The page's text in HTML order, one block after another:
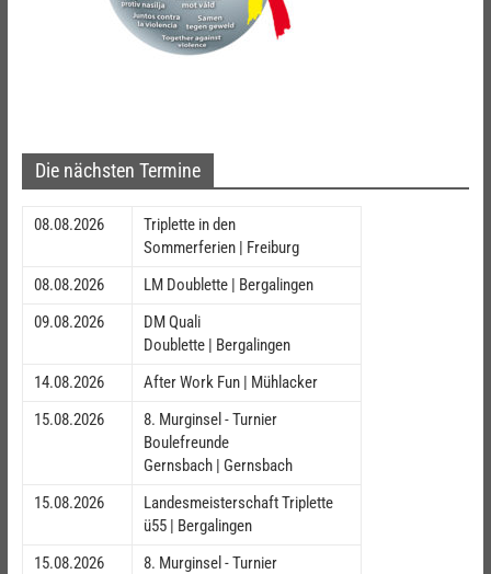
Die nächsten Termine
08.08.2026
Triplette in den
Sommerferien | Freiburg
08.08.2026
LM Doublette | Bergalingen
09.08.2026
DM Quali
Doublette | Bergalingen
14.08.2026
After Work Fun | Mühlacker
15.08.2026
8. Murginsel - Turnier
Boulefreunde
Gernsbach | Gernsbach
15.08.2026
Landesmeisterschaft Triplette
ü55 | Bergalingen
15.08.2026
8. Murginsel - Turnier